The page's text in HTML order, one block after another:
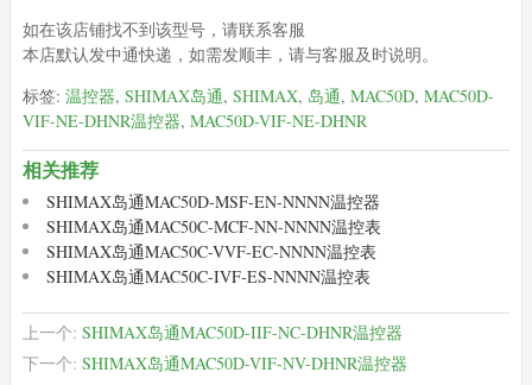
如在该店铺找不到该型号，请联系客服
本店默认发中通快递，如需发顺丰，请与客服及时说明。
标签: 温控器, SHIMAX岛通, SHIMAX, 岛通, MAC50D, MAC50D-
VIF-NE-DHNR温控器, MAC50D-VIF-NE-DHNR
相关推荐
SHIMAX岛通MAC50D-MSF-EN-NNNN温控器
SHIMAX岛通MAC50C-MCF-NN-NNNN温控表
SHIMAX岛通MAC50C-VVF-EC-NNNN温控表
SHIMAX岛通MAC50C-IVF-ES-NNNN温控表
上一个: SHIMAX岛通MAC50D-IIF-NC-DHNR温控器
下一个: SHIMAX岛通MAC50D-VIF-NV-DHNR温控器